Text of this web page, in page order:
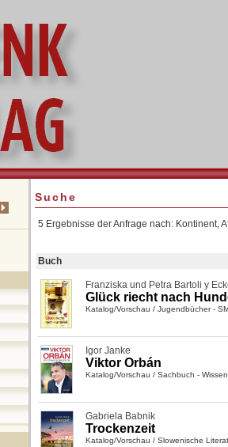
Suche
5 Ergebnisse der Anfrage nach: Kontinent,
Buch
Franziska und Petra Bartoli y
Glück riecht nach
Katalog/Vorschau / Jugendbücher -
Igor Janke
Viktor Orbán
Katalog/Vorschau / Sachbuch -
Gabriela Babnik
Trockenzeit
Katalog/Vorschau / Slowenische